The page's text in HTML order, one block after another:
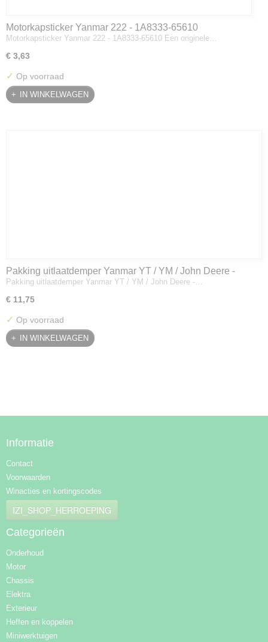
Motorkapsticker Yanmar 222 - 1A8333-65610
Motorkapsticker Yanmar 222 - 1A8333-65610 Een originele…
€ 3,63
✓ Op voorraad
IN WINKELWAGEN
Pakking uitlaatdemper Yanmar YT / YM / John Deere -
128300-13230
Pakking uitlaatdemper Yanmar YT / YM / John Deere -…
€ 11,75
✓ Op voorraad
IN WINKELWAGEN
Informatie
Contact
Voorwaarden
Winacties en kortingscodes
IZI_SHOP_HERROEPING
Categorieën
Onderhoud
Motor
Chassis
Elektra
Exterieur
Heffen en koppelen
Miniwerktuigen